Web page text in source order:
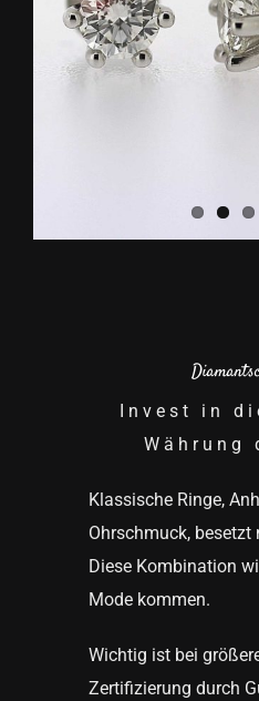
Invest in
Währung
Klassische Ringe,
Ohrschmuck,
Diese Kombination
Mode kommen.
Wichtig ist bei
Zertifizierung durch